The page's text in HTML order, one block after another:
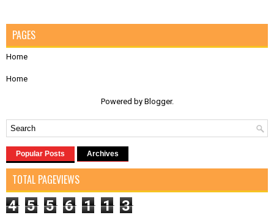
PAGES
Home
Home
Powered by Blogger.
Popular Posts Archives
TOTAL PAGEVIEWS
4 5 5 6 1 1 3